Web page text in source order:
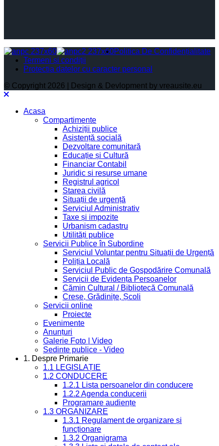
Politica De Confidențialitate
Termeni și condiții
Protectia datelor cu caracter personal
© Copyright 2026 | Design & Devlopment by vreausite.eu
Acasa
Compartimente
Achiziții publice
Asistență socială
Dezvoltare comunitară
Educație și Cultură
Financiar Contabil
Juridic si resurse umane
Registrul agricol
Starea civilă
Situații de urgență
Serviciul Administrativ
Taxe și impozite
Urbanism cadastru
Utilități publice
Servicii Publice în Subordine
Serviciul Voluntar pentru Situații de Urgență
Poliția Locală
Serviciul Public de Gospodărire Comunală
Servicii de Evidența Persoanelor
Cămin Cultural / Bibliotecă Comunală
Creșe, Grădinițe, Școli
Servicii online
Proiecte
Evenimente
Anunțuri
Galerie Foto | Video
Sedinte publice - Video
1. Despre Primarie
1.1 LEGISLAȚIE
1.2 CONDUCERE
1.2.1 Lista persoanelor din conducere
1.2.2 Agenda conducerii
Programare audiențe
1.3 ORGANIZARE
1.3.1 Regulament de organizare și
funcționare
1.3.2 Organigrama